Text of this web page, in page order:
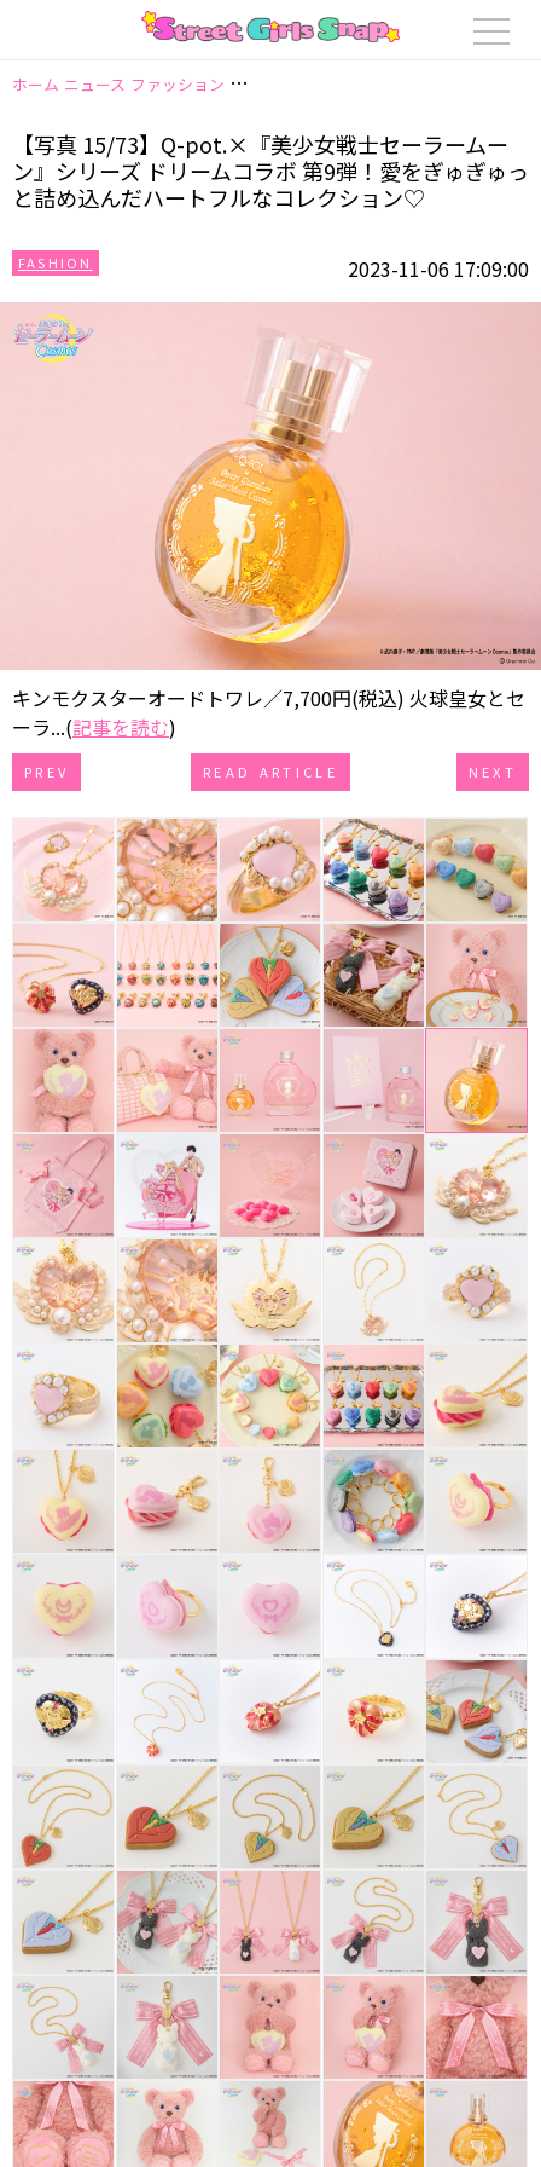
ホーム ニュース ファッション 【写真 15/73】Q-pot.×『美少女戦士セー
【写真 15/73】Q-pot.×『美少女戦士セーラームー
ン』シリーズ ドリームコラボ 第9弾！愛をぎゅぎゅっ
と詰め込んだハートフルなコレクション♡
FASHION 2023-11-06 17:09:00
キンモクスターオードトワレ／7,700円(税込) 火球皇女とセ
ーラ...(記事を読む)
PREV READ ARTICLE NEXT